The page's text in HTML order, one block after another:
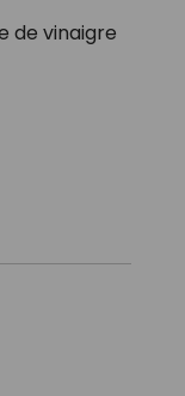
de vinaigre